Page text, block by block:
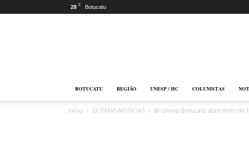
28 C Botucatu
BOTUCATU REGIÃO UNESP / HC COLUNISTAS
Início ÚLTIMAS NOTÍCIAS IB Unesp Botucatu abre mais de